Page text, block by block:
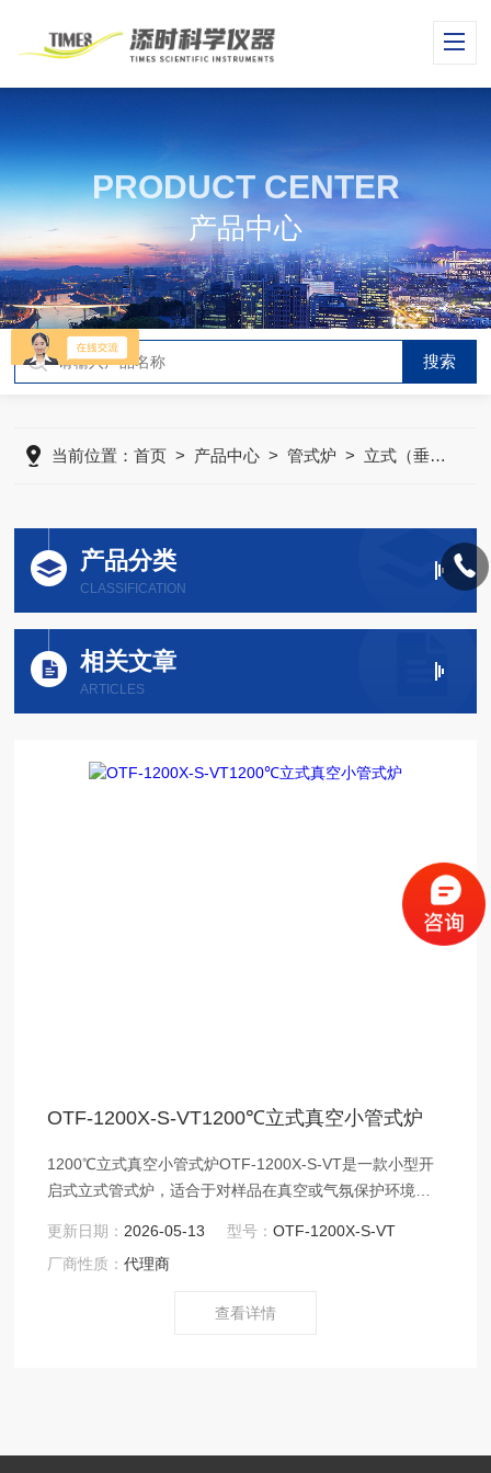
PRODUCT CENTER
产品中心
当前位置：首页 > 产品中心 >管式炉 > 立式（垂直）管式炉
产品分类
CLASSIFICATION
相关文章
ARTICLES
OTF-1200X-S-VT1200℃立式真空小管式炉
1200℃立式真空小管式炉OTF-1200X-S-VT是一款小型开
启式立式管式炉，适合于对样品在真空或气氛保护环境下
降温程序，控温精度为± 1℃。
更新日期： 2026-05-13 型号：OTF-1200X-S-VT
厂商性质：代理商
查看详情